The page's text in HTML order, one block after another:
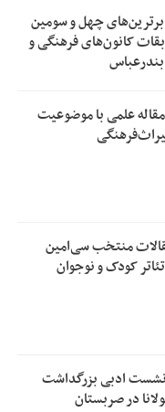
بر‌ترین‌های چهل و سومین
کانون‌های فرهنگی و
مقاله علمی با موضوعیت
منتخب سی‌امین
کودک و نوجوان
نشست ادبی بزرگداشت
در صربستان